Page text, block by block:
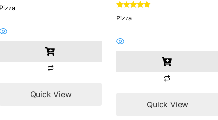
Pizza
Quick View
Rated
5.00
Pizza
Quick View